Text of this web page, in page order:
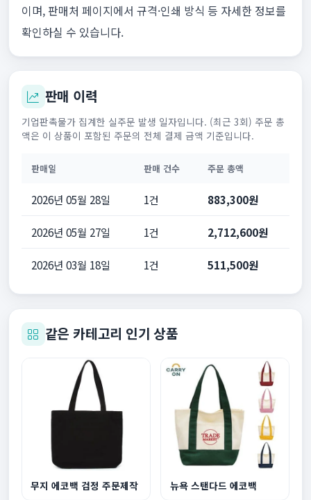
이며, 판매처 페이지에서 규격·인쇄 방식 등 자세한 정보를
확인하실 수 있습니다.
판매 이력
기업판촉물가 집계한 실주문 발생 일자입니다. (최근 3회) 주문 총
액은 이 상품이 포함된 주문의 전체 결제 금액 기준입니다.
판매일 판매 건수 주문 총액
2026년 05월 28일 1건 883,300원
2026년 05월 27일 1건 2,712,600원
2026년 03월 18일 1건 511,500원
같은 카테고리 인기 상품
무지 에코백 검정 주문제작 뉴욕 스탠다드 에코백